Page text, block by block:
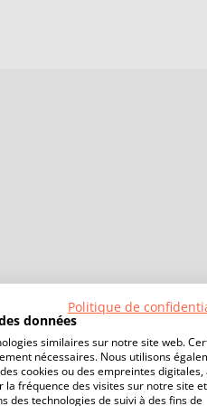
Politique de
données
similaires sur notre site web.
nécessaires. Nous utilisons
cookies ou des empreintes digitales,
fréquence des visites sur notre site
des technologies de suivi à des fins de